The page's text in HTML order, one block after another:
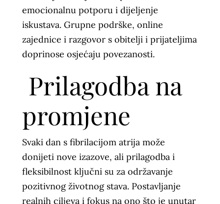
emocionalnu potporu i dijeljenje
iskustava. Grupne podrške, online
zajednice i razgovor s obitelji i prijateljima
doprinose osjećaju povezanosti.
Prilagodba na
promjene
Svaki dan s fibrilacijom atrija može
donijeti nove izazove, ali prilagodba i
fleksibilnost ključni su za održavanje
pozitivnog životnog stava. Postavljanje
realnih ciljeva i fokus na ono što je unutar